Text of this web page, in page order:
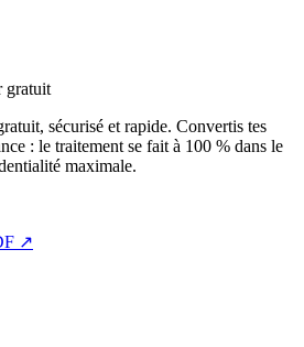
gratuit
sécurisé et rapide. Convertis tes
: le traitement se fait à 100 % dans le
maximale.
↗